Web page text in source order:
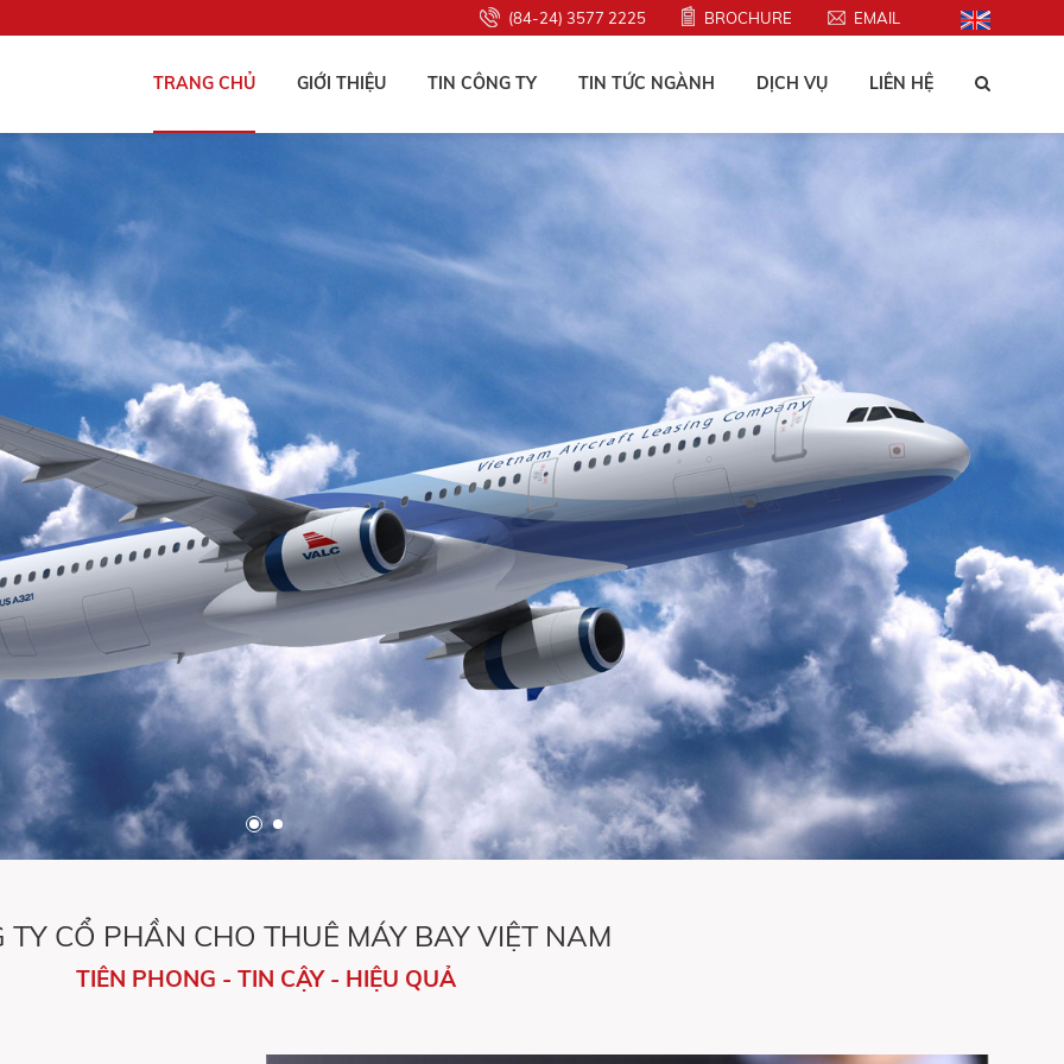
(84-24) 3577 2225 BROCHURE EMAIL
TRANG CHỦ GIỚI THIỆU TIN CÔNG TY TIN TỨC NGÀNH DỊCH VỤ LIÊN HỆ
TY CỔ PHẦN CHO THUÊ MÁY BAY VIỆT NAM
TIÊN PHONG - TIN CẬY - HIỆU QUẢ